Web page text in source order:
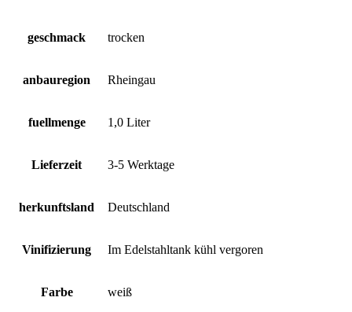
geschmack trocken
anbauregion Rheingau
fuellmenge 1,0 Liter
Lieferzeit 3-5 Werktage
herkunftsland Deutschland
Vinifizierung Im Edelstahltank kühl vergoren
Farbe weiß